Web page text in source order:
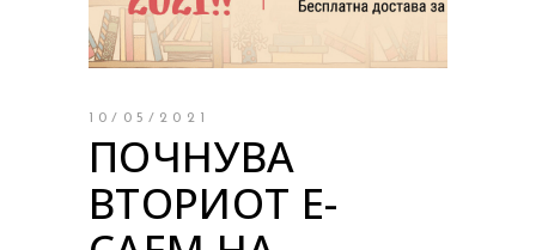
10/05/2021
ПОЧНУВА
ВТОРИОТ Е-